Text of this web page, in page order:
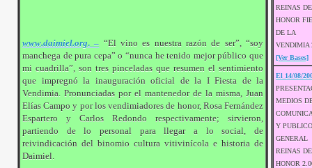
www.daimiel.org. – “El vino es nuestra razón de ser”, “soy
manchega de pura cepa” o “nunca he tenido mejor público que
mi cuadrilla”, son tres pinceladas que resumen el sentimiento
que impregnó la inauguración oficial de la I Fiesta de la
Vendimia. Pronunciadas por el mantenedor de la misma, Juan
Elías Campo y por los vendimiadores de honor, Rosa Fernández
Espartero y Carlos Redondo respectivamente; sirvieron,
partiendo de lo personal para llegar a lo social, de
reivindicación del binomio cultura vitivinícola e historia de
Daimiel.
REINAS DE
HONOR
DE LA
VENDIMIA
[Ver Bases]
El 14/08/
MEDIOS
Y
GENERAL
REINAS DE
HONOR